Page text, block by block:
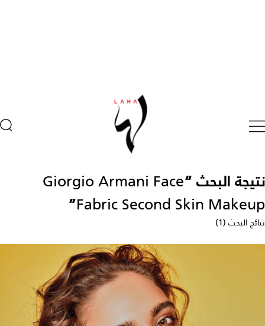
نتيجة البحث “Giorgio Armani Face
Fabric Second Skin Makeup
”
نتائج البحث (1)